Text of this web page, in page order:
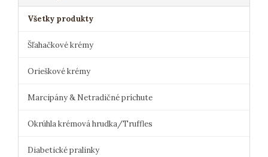
Všetky produkty
Šľahačkové krémy
Orieškové krémy
Marcipány & Netradičné príchute
Okrúhla krémová hrudka/Truffles
Diabetické pralinky